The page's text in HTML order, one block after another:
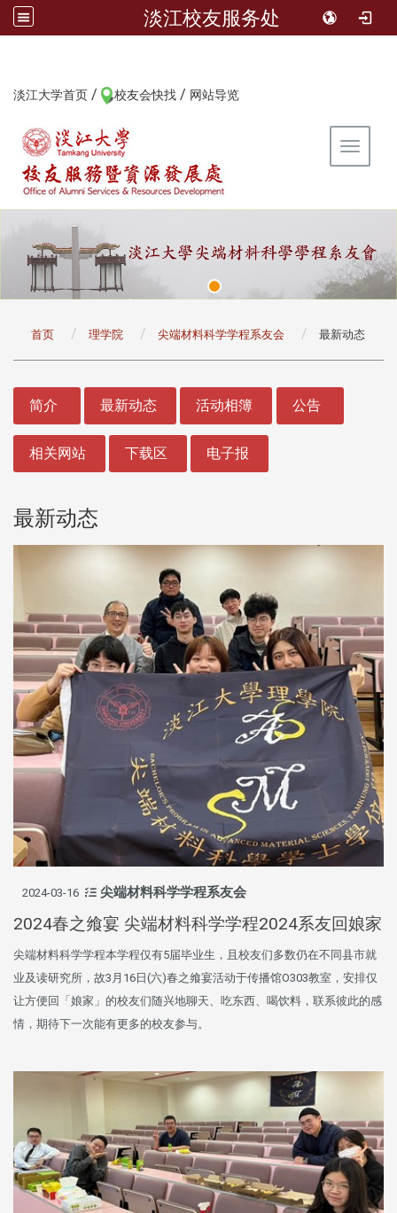
淡江校友服务处
淡江大学首页 / 校友会快找 / 网站导览
Toggle
首页 理学院 尖端材料科学学程系友会 最新动态
简介 最新动态 活动相簿 公告
相关网站 下载区 电子报
最新动态
2024-03-16 尖端材料科学学程系友会
2024春之飨宴 尖端材料科学学程2024系友回娘家
尖端材料科学学程本学程仅有5届毕业生，且校友们多数仍在不同县市就
业及读研究所，故3月16日(六)春之飨宴活动于传播馆O303教室，安排仅
让方便回「娘家」的校友们随兴地聊天、吃东西、喝饮料，联系彼此的感
情，期待下一次能有更多的校友参与。